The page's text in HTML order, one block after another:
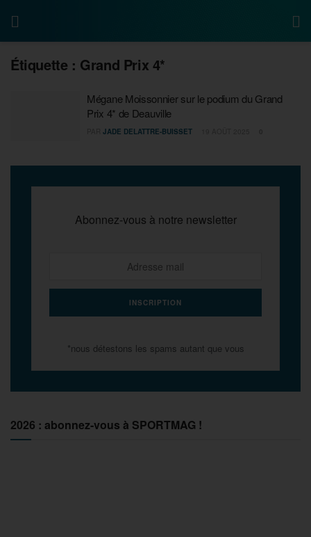
Étiquette : Grand Prix 4*
Mégane Moissonnier sur le podium du Grand
Prix 4* de Deauville
JADE DELATTRE-BUISSET
Abonnez-vous à notre newsletter
*nous détestons les spams autant que vous
2026 : abonnez-vous à SPORTMAG !